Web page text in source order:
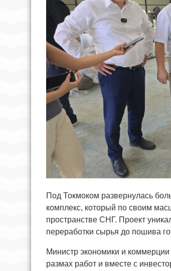
Под Токмоком развернулась
комплекс, который по своим
пространстве СНГ. Проект
переработки сырья до пошива
Министр экономики и
размах работ и вместе с